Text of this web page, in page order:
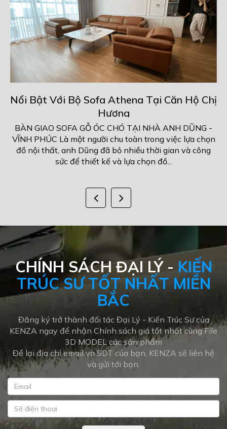
Căn Hộ Chị
ANH DŨNG -
việc lựa chọn
thời gian và công
Không Gian "Chất" - Sống
BÀN GIAO SOFA GỖ ÓC CHÓ TẠI
VĨNH PHÚC Là một người chu toàn
đồ nội thất, anh Dũng đã bỏ nhiều
sức để thiết kế và lựa chọn
CHÍNH SÁCH ĐẠI LÝ - KIẾN
TRÚC SƯ TỐT NHẤT MIỀN
BẮC
Đăng ký trở thành đối tác Đại Lý - Kiến Trúc Sư của
KENZA ngay để nhận Chính sách giá tốt nhất cùng File
3D MODEL các sản phẩm
Để lại địa chỉ email và SDT của bạn, KENZA sẽ liên hệ
và gửi tới bạn.